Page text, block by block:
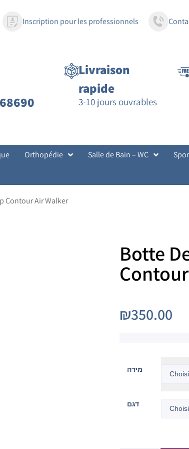
Inscription pour les professionnels
Livraison
rapide
3-10 jours ouvrables
Orthopédie Salle de Bain – WC
Contour Air Walker
Botte
₪350.00
מידה
דגם